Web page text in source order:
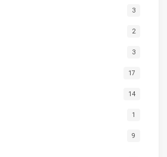
3
2
3
17
14
1
9